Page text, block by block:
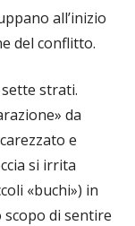
all’inizio
del conflitto.
strati.
da
e
si irrita
«buchi») in
scopo di sentire